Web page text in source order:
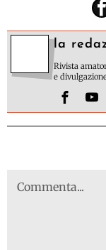
la
Rivista
e